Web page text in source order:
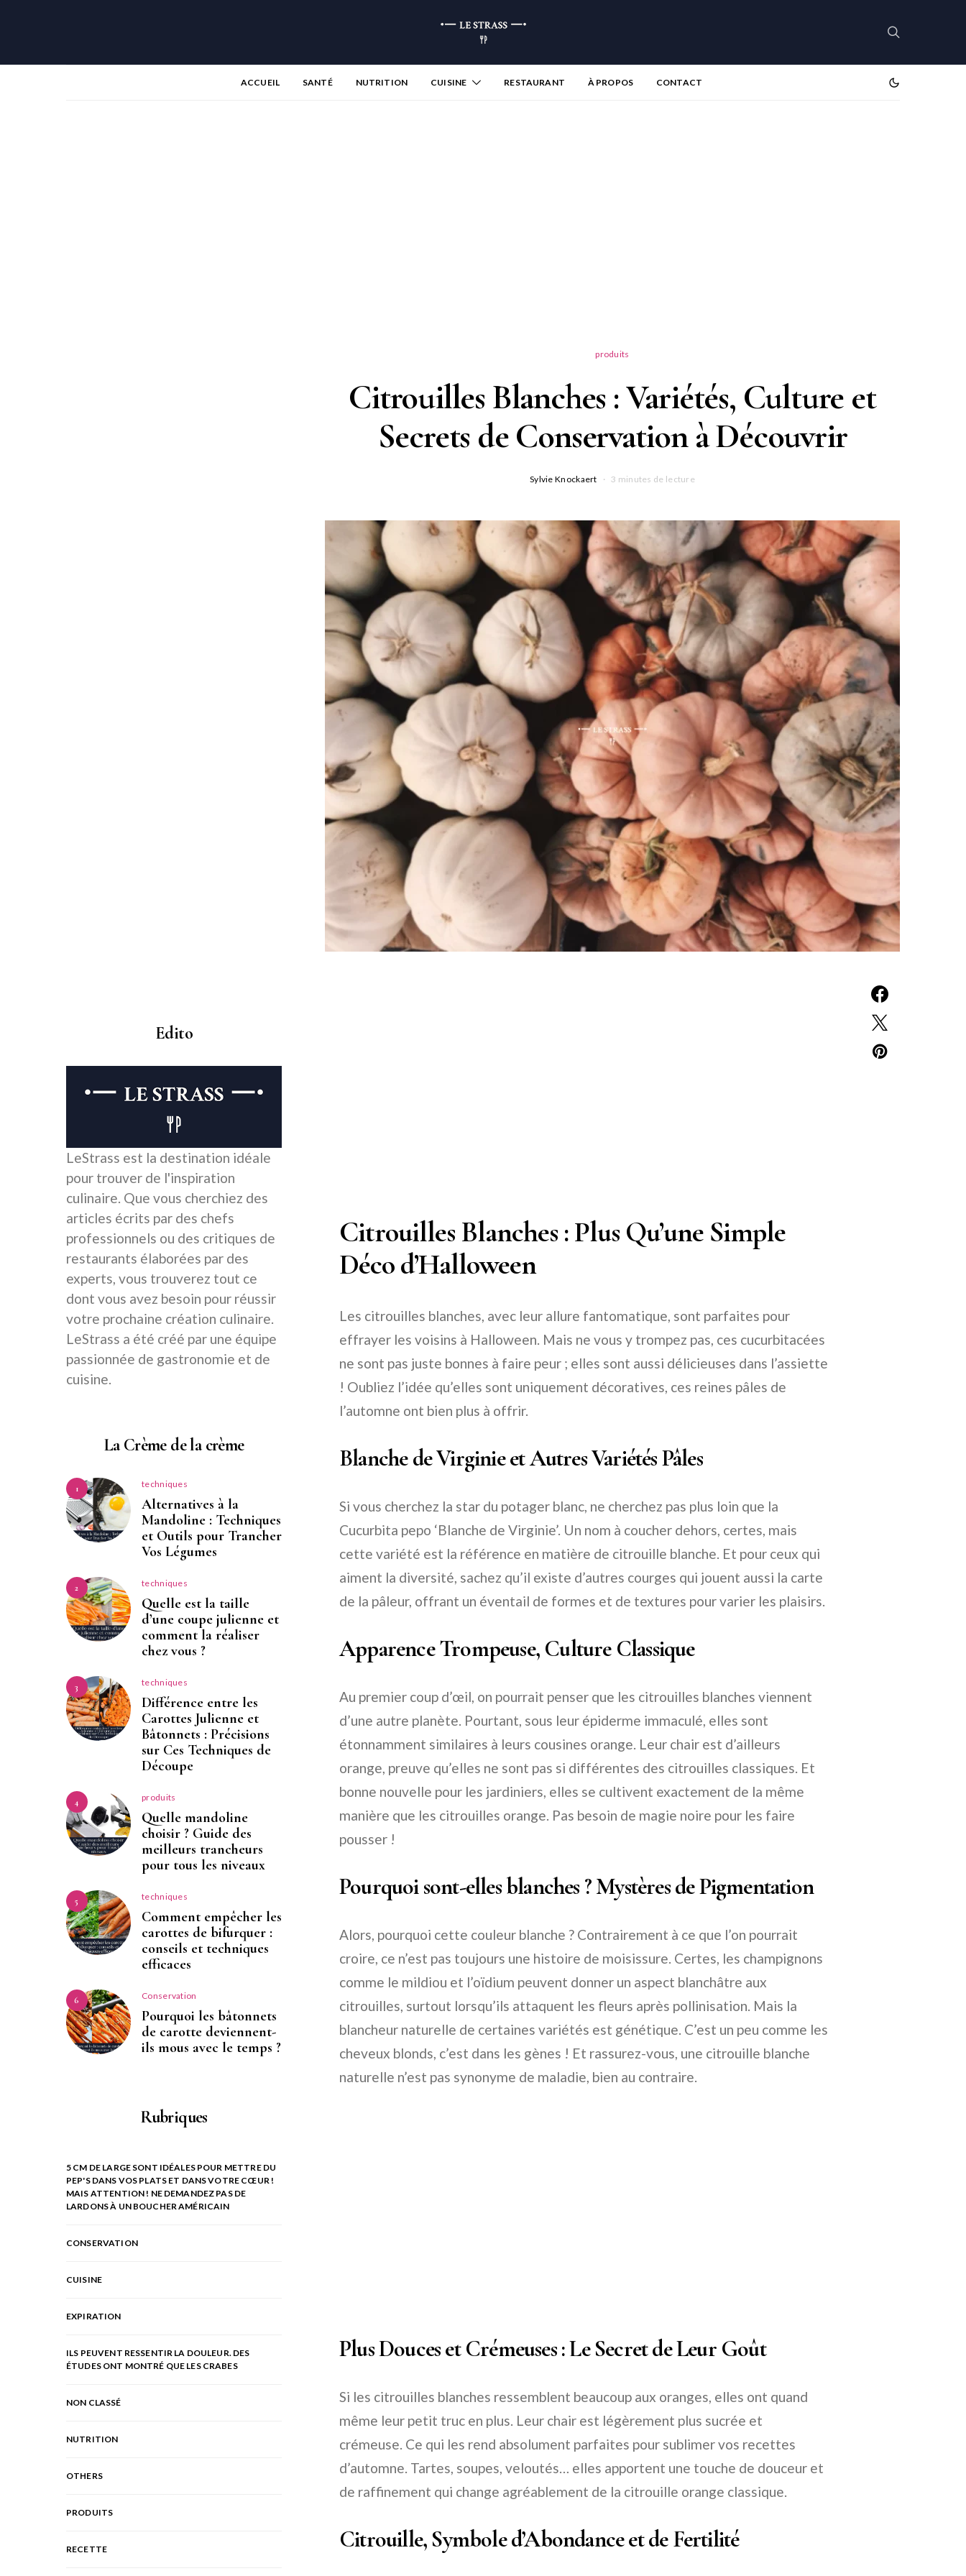
ACCUEIL SANTÉ NUTRITION CUISINE RESTAURANT À PROPOS CONTACT
produits
Citrouilles Blanches : Variétés, Culture et
Secrets de Conservation à Découvrir
Sylvie Knockaert 3 minutes de lecture
Citrouilles Blanches : Plus Qu’une Simple
Déco d’Halloween
Les citrouilles blanches, avec leur allure fantomatique, sont parfaites pour
effrayer les voisins à Halloween. Mais ne vous y trompez pas, ces cucurbitacées
ne sont pas juste bonnes à faire peur ; elles sont aussi délicieuses dans l’assiette
! Oubliez l’idée qu’elles sont uniquement décoratives, ces reines pâles de
l’automne ont bien plus à offrir.
Blanche de Virginie et Autres Variétés Pâles
Si vous cherchez la star du potager blanc, ne cherchez pas plus loin que la
Cucurbita pepo ‘Blanche de Virginie’. Un nom à coucher dehors, certes, mais
cette variété est la référence en matière de citrouille blanche. Et pour ceux qui
aiment la diversité, sachez qu’il existe d’autres courges qui jouent aussi la carte
de la pâleur, offrant un éventail de formes et de textures pour varier les plaisirs.
Apparence Trompeuse, Culture Classique
Au premier coup d’œil, on pourrait penser que les citrouilles blanches viennent
d’une autre planète. Pourtant, sous leur épiderme immaculé, elles sont
étonnamment similaires à leurs cousines orange. Leur chair est d’ailleurs
orange, preuve qu’elles ne sont pas si différentes des citrouilles classiques. Et
bonne nouvelle pour les jardiniers, elles se cultivent exactement de la même
manière que les citrouilles orange. Pas besoin de magie noire pour les faire
pousser !
Pourquoi sont-elles blanches ? Mystères de Pigmentation
Alors, pourquoi cette couleur blanche ? Contrairement à ce que l’on pourrait
croire, ce n’est pas toujours une histoire de moisissure. Certes, les champignons
comme le mildiou et l’oïdium peuvent donner un aspect blanchâtre aux
citrouilles, surtout lorsqu’ils attaquent les fleurs après pollinisation. Mais la
blancheur naturelle de certaines variétés est génétique. C’est un peu comme les
cheveux blonds, c’est dans les gènes ! Et rassurez-vous, une citrouille blanche
naturelle n’est pas synonyme de maladie, bien au contraire.
Plus Douces et Crémeuses : Le Secret de Leur Goût
Si les citrouilles blanches ressemblent beaucoup aux oranges, elles ont quand
même leur petit truc en plus. Leur chair est légèrement plus sucrée et
crémeuse. Ce qui les rend absolument parfaites pour sublimer vos recettes
d’automne. Tartes, soupes, veloutés… elles apportent une touche de douceur et
de raffinement qui change agréablement de la citrouille orange classique.
Citrouille, Symbole d’Abondance et de Fertilité
Edito
LeStrass est la destination idéale
pour trouver de l'inspiration
culinaire. Que vous cherchiez des
articles écrits par des chefs
professionnels ou des critiques de
restaurants élaborées par des
experts, vous trouverez tout ce
dont vous avez besoin pour réussir
votre prochaine création culinaire.
LeStrass a été créé par une équipe
passionnée de gastronomie et de
cuisine.
La Crème de la crème
1 techniques
Alternatives à la
Mandoline : Techniques
et Outils pour Trancher
Vos Légumes
2 techniques
Quelle est la taille
d’une coupe julienne et
comment la réaliser
chez vous ?
3 techniques
Différence entre les
Carottes Julienne et
Bâtonnets : Précisions
sur Ces Techniques de
Découpe
4 produits
Quelle mandoline
choisir ? Guide des
meilleurs trancheurs
pour tous les niveaux
5 techniques
Comment empêcher les
carottes de bifurquer :
conseils et techniques
efficaces
6 Conservation
Pourquoi les bâtonnets
de carotte deviennent-
ils mous avec le temps ?
Rubriques
5 CM DE LARGE SONT IDÉALES POUR METTRE DU
PEP'S DANS VOS PLATS ET DANS VOTRE CŒUR !
MAIS ATTENTION ! NE DEMANDEZ PAS DE
LARDONS À UN BOUCHER AMÉRICAIN
CONSERVATION
CUISINE
EXPIRATION
ILS PEUVENT RESSENTIR LA DOULEUR. DES
ÉTUDES ONT MONTRÉ QUE LES CRABES
NON CLASSÉ
NUTRITION
OTHERS
PRODUITS
RECETTE